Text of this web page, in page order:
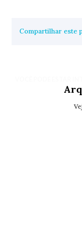
Compartilhar este